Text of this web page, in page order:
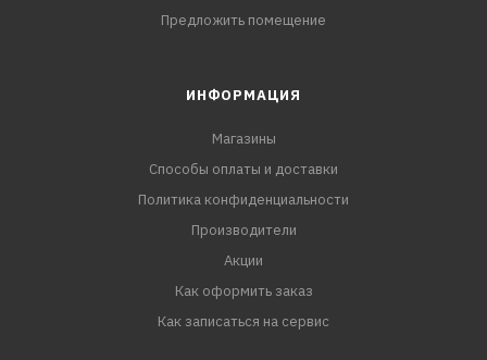
Предложить помещение
ИНФОРМАЦИЯ
Магазины
Способы оплаты и доставки
Политика конфиденциальности
Производители
Акции
Как оформить заказ
Как записаться на сервис